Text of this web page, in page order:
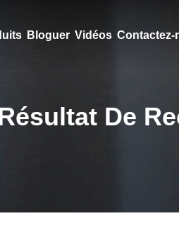
Bloguer Vidéos Contactez-
De